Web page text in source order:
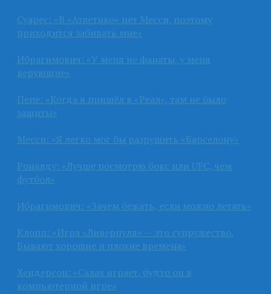
Суарес: «В «Атлетико» нет Месси, поэтому
приходится забивать мне»
Ибрагимович: «У меня не фанаты, у меня
верующие»
Пепе: «Когда я пришёл в «Реал», там не было
защиты»
Месси: «Я легко мог бы разрушить «Барселону»
Роналду: «Лучше посмотрю бокс или UFC, чем
футбол»
Ибрагимович: «Зачем бежать, если можно летать»
Клопп: «Игра «Ливерпуля» — это супружество.
Бывают хорошие и плохие времена»
Хендерсон: «Салах играет, будто он в
компьютерной игре»